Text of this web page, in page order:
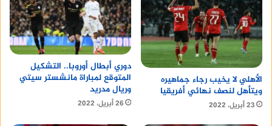
الأهلي لا يخيب رجاء جماهيره
ويتأهل لنصف نهائي أفريقيا
23 أبريل، 2022
دوري أبطال أوروبا.. التشكيل
المتوقع لمباراة مانشستر سيتي
وريال مدريد
26 أبريل، 2022